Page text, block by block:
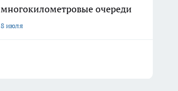
многокилометровые очереди
8 июля